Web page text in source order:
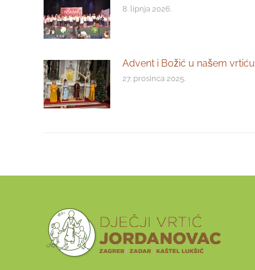
8. lipnja 2026.
Advent i Božić u našem vrtiću
27. prosinca 2025.